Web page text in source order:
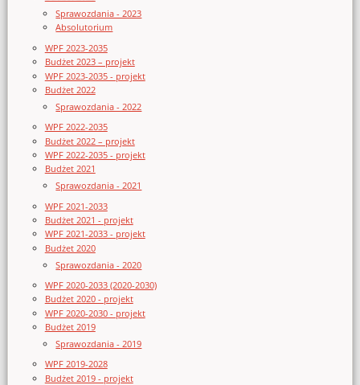
Sprawozdania - 2023
Absolutorium
WPF 2023-2035
Budżet 2023 – projekt
WPF 2023-2035 - projekt
Budżet 2022
Sprawozdania - 2022
WPF 2022-2035
Budżet 2022 – projekt
WPF 2022-2035 - projekt
Budżet 2021
Sprawozdania - 2021
WPF 2021-2033
Budżet 2021 - projekt
WPF 2021-2033 - projekt
Budżet 2020
Sprawozdania - 2020
WPF 2020-2033 (2020-2030)
Budżet 2020 - projekt
WPF 2020-2030 - projekt
Budżet 2019
Sprawozdania - 2019
WPF 2019-2028
Budżet 2019 - projekt